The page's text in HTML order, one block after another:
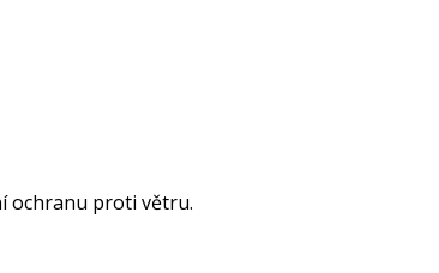
ochranu proti větru.